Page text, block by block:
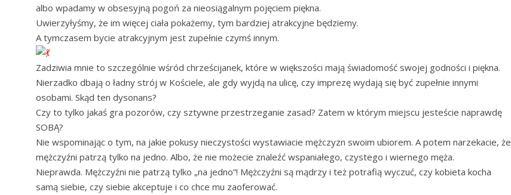
albo wpadamy w obsesyjną pogoń za nieosiągalnym pojęciem piękna.
Uwierzyłyśmy, że im więcej ciała pokażemy, tym bardziej atrakcyjne będziemy.
A tymczasem bycie atrakcyjnym jest zupełnie czymś innym.
Zadziwia mnie to szczególnie wśród chrześcijanek, które w większości mają świadomość swojej godności i piękna.
Nierzadko dbają o ładny strój w Kościele, ale gdy wyjdą na ulicę, czy imprezę wydają się być zupełnie innymi
osobami. Skąd ten dysonans?
Czy to tylko jakaś gra pozorów, czy sztywne przestrzeganie zasad? Zatem w którym miejscu jesteście naprawdę
SOBĄ?
Nie wspominając o tym, na jakie pokusy nieczystości wystawiacie mężczyzn swoim ubiorem. A potem narzekacie, że
mężczyźni patrzą tylko na jedno. Albo, że nie możecie znaleźć wspaniałego, czystego i wiernego męża.
Nieprawda. Mężczyźni nie patrzą tylko „na jedno”! Mężczyźni są mądrzy i też potrafią wyczuć, czy kobieta kocha
samą siebie, czy siebie akceptuje i co chce mu zaoferować.